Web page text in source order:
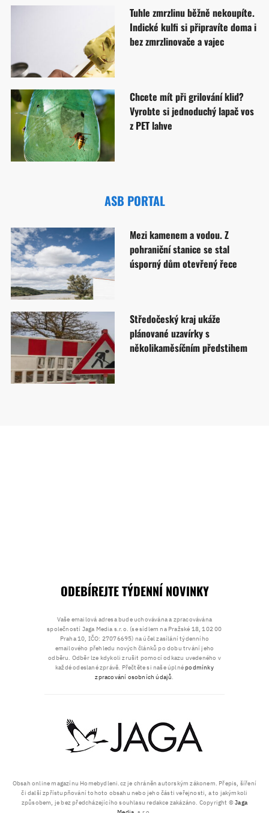
Tuhle zmrzlinu běžně nekoupíte.
Indické kulfi si připravíte doma i
bez zmrzlinovače a vajec
Chcete mít při grilování klid?
Vyrobte si jednoduchý lapač vos
z PET lahve
ASB PORTAL
Mezi kamenem a vodou. Z
pohraniční stanice se stal
úsporný dům otevřený řece
Středočeský kraj ukáže
plánované uzavírky s
několikaměsíčním předstihem
Obsah online magazínu Homebydleni.cz je chráněn autorským zákonem. Přepis, šíření
či další zpřístupňování tohoto obsahu nebo jeho části veřejnosti, a to jakýmkoli
způsobem, je bez předcházejícího souhlasu redakce zakázáno. Copyright ©Jaga
ODEBÍREJTE TÝDENNÍ NOVINKY
Vaše emailová adresa bude uchovávána a zpracovávána
společností Jaga Media s.r.o. (se sídlem na Pražské 18, 102 00
Praha 10, IČO: 27076695) na účel zasílání týdenního
emailového přehledu nových článků po dobu trvání jeho
odběru. Odběr lze kdykoli zrušit pomocí odkazu uvedeného v
každé odeslané zprávě. Přečtěte si naše úplnépodmínky
zpracování osobních údajů.